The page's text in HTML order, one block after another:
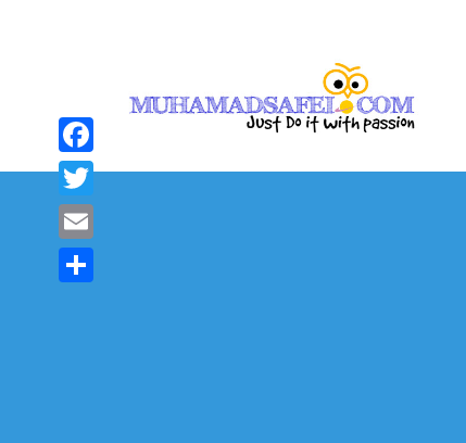
Facebook
Twitter
Email